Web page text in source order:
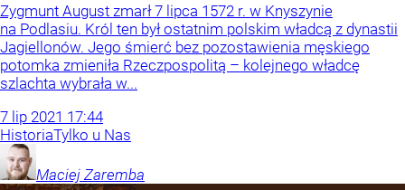
Zygmunt August zmarł 7 lipca 1572 r. w Knyszynie
na Podlasiu. Król ten był ostatnim polskim władcą z dynastii
Jagiellonów. Jego śmierć bez pozostawienia męskiego
potomka zmieniła Rzeczpospolitą – kolejnego władcę
szlachta wybrała w...
7 lip 2021 17:44
HistoriaTylko u Nas
Maciej Zaremba